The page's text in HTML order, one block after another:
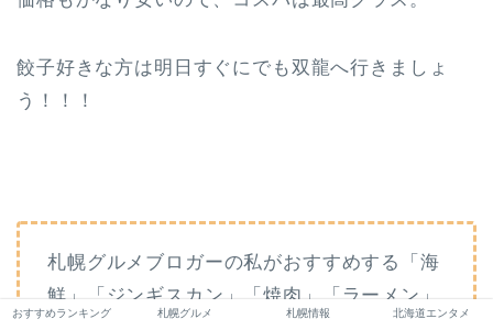
餃子好きな方は明日すぐにでも双龍へ行きましょ
う！！！
札幌グルメブロガーの私がおすすめする「海
鮮」「ジンギスカン」「焼肉」「ラーメン」
おすすめランキング 札幌グルメ 札幌情報 北海道エンタメ